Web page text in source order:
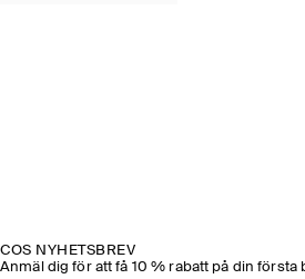
COS NYHETSBREV
Anmäl dig för att få 10 % rabatt på din första